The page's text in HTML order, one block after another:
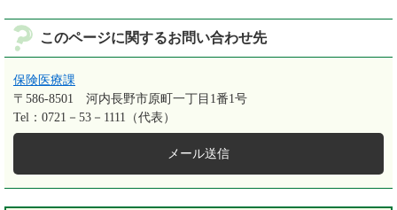
このページに関するお問い合わせ先
保険医療課
〒586-8501
河内長野市原町一丁目1番1号
Tel：0721－53－1111（代表）
メール送信